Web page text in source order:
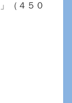
」（４５０